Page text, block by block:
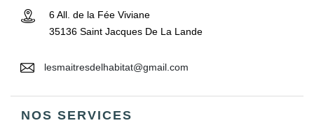
6 All. de la Fée Viviane
35136 Saint Jacques De La Lande
lesmaitresdelhabitat@gmail.com
NOS SERVICES